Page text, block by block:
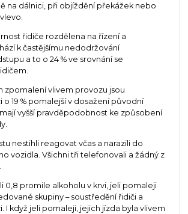
na dálnici, při objíždění překážek nebo
řidiče rozdělena na řízení a
k častějšímu nedodržování
a to o 24 % ve srovnání se
zpomalení vlivem provozu jsou
19 % pomalejší v dosažení původní
vyšší pravděpodobnost ke způsobení
nestihli reagovat včas a narazili do
vozidla. Všichni tři telefonovali a žádný z
0,8 promile alkoholu v krvi, jeli pomaleji
skupiny – soustředění řidiči a
I když jeli pomaleji, jejich jízda byla vlivem